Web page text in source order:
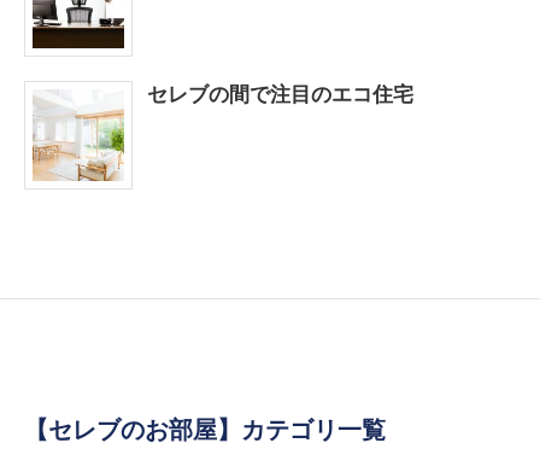
セレブの間で注目のエコ住宅
【セレブのお部屋】カテゴリ一覧